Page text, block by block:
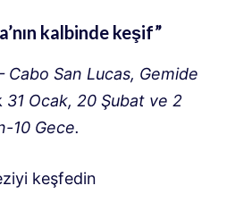
kalbinde keşif”
Cabo San Lucas, Gemide
31 Ocak, 20 Şubat ve 2
10 Gece.
keşfedin